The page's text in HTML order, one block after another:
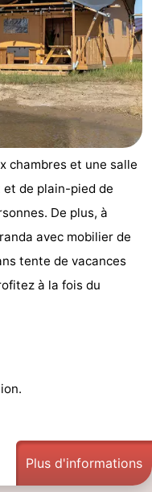
chambres et une salle
et de plain-pied de
De plus, à
avec mobilier de
tente de vacances
à la fois du
Plus d'informations